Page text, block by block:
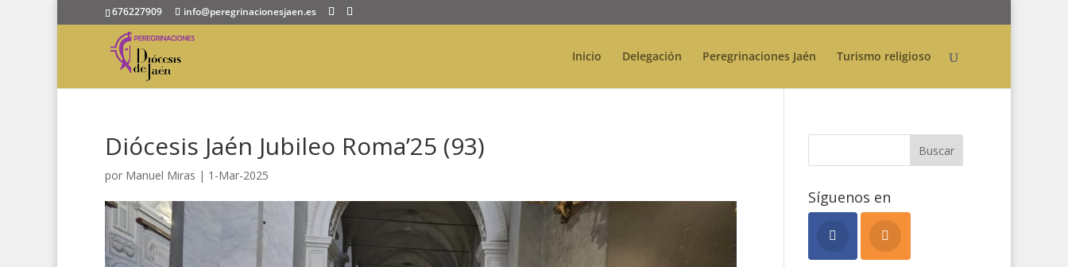
676227909 info@peregrinacionesjaen.es
Inicio Delegación Peregrinaciones Jaén Turismo religioso
Diócesis Jaén Jubileo Roma’25 (93)
por Manuel Miras | 1-Mar-2025
Síguenos en